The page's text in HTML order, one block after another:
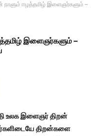
நாளும் ஈழத்தமிழ் இளைஞர்களும் –
இளைஞர்களும் –
உலக இளைஞர் திறன்
திறன்களை